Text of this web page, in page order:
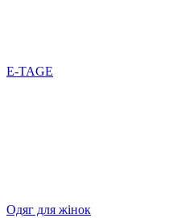
E-TAGE
Одяг для жінок